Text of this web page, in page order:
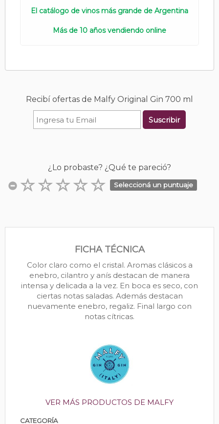
El catálogo de vinos más grande de Argentina
Más de 10 años vendiendo online
Recibí ofertas de Malfy Original Gin 700 ml
Suscribir
¿Lo probaste? ¿Qué te pareció?
Seleccioná un puntuaje
FICHA TÉCNICA
Color claro como el cristal. Aromas clásicos a
enebro, cilantro y anís destacan de manera
intensa y delicada a la vez. En boca es seco, con
ciertas notas saladas. Además destacan
nuevamente enebro, regaliz. Final largo con
notas cítricas.
VER MÁS PRODUCTOS DE MALFY
CATEGORÍA